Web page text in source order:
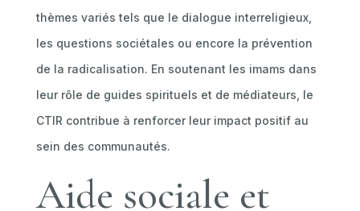
thèmes variés tels que le dialogue interreligieux,
les questions sociétales ou encore la prévention
de la radicalisation. En soutenant les imams dans
leur rôle de guides spirituels et de médiateurs, le
CTIR contribue à renforcer leur impact positif au
sein des communautés.
Aide sociale et